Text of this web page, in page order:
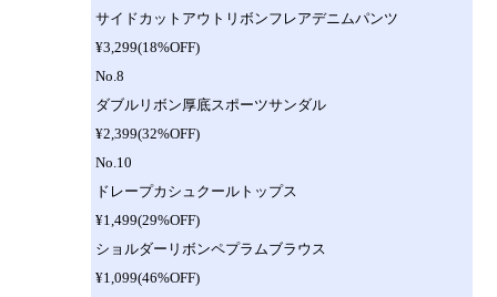
サイドカットアウトリボンフレアデニムパンツ
¥3,299(18%OFF)
No.8
ダブルリボン厚底スポーツサンダル
¥2,399(32%OFF)
No.10
ドレープカシュクールトップス
¥1,499(29%OFF)
ショルダーリボンペプラムブラウス
¥1,099(46%OFF)